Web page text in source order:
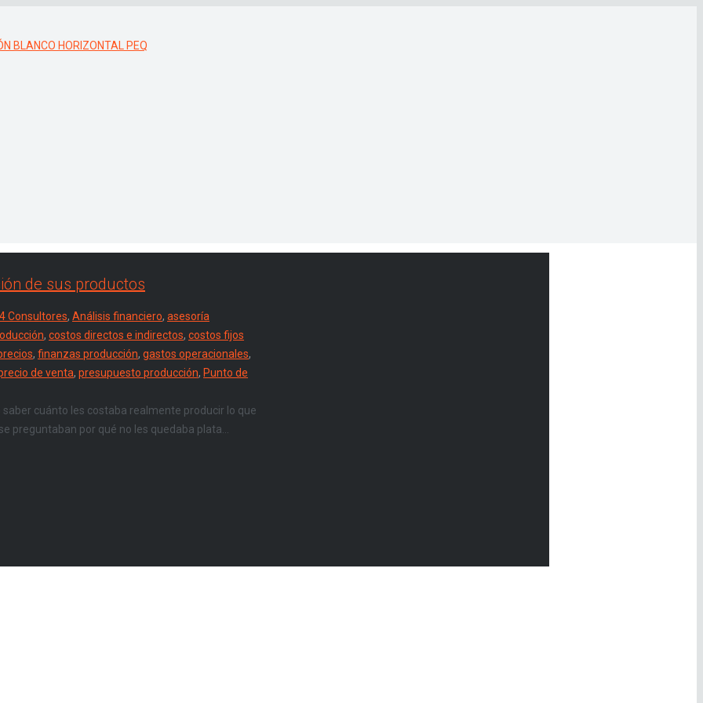
de sus productos
4 Consultores, Análisis financiero, asesoría
, costos directos e indirectos, costos fijos
, finanzas producción, gastos operacionales,
de venta, presupuesto producción, Punto de
cuánto les costaba realmente producir lo que
preguntaban por qué no les quedaba plata...